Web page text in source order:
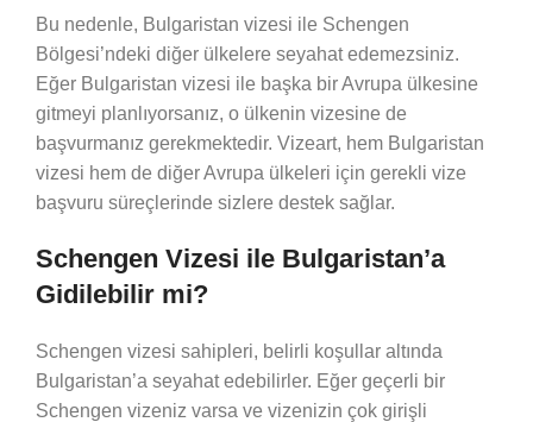
Bu nedenle, Bulgaristan vizesi ile Schengen
Bölgesi’ndeki diğer ülkelere seyahat edemezsiniz.
Eğer Bulgaristan vizesi ile başka bir Avrupa ülkesine
gitmeyi planlıyorsanız, o ülkenin vizesine de
başvurmanız gerekmektedir. Vizeart, hem Bulgaristan
vizesi hem de diğer Avrupa ülkeleri için gerekli vize
başvuru süreçlerinde sizlere destek sağlar.
Schengen Vizesi ile Bulgaristan’a
Gidilebilir mi?
Schengen vizesi sahipleri, belirli koşullar altında
Bulgaristan’a seyahat edebilirler. Eğer geçerli bir
Schengen vizeniz varsa ve vizenizin çok girişli